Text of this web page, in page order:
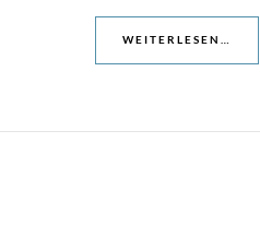
WEITERLESEN…